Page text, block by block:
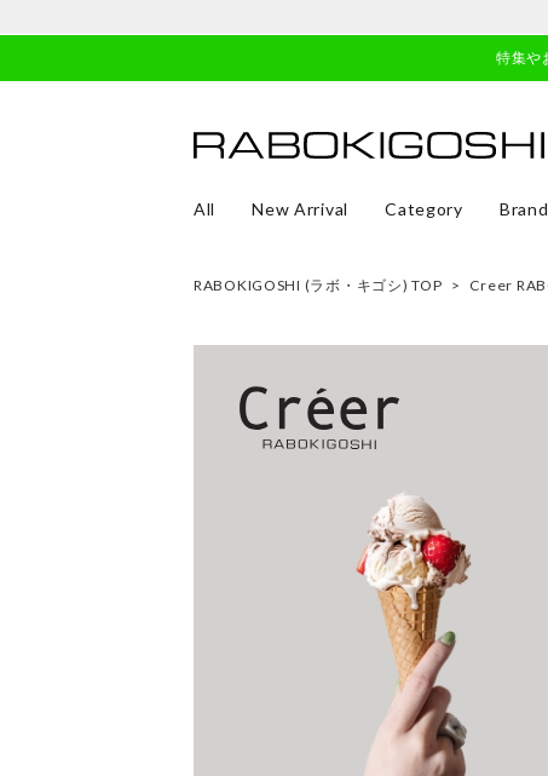
特集や
All New Arrival Category Brand
RABOKIGOSHI (ラボ・キゴシ) TOP > Creer